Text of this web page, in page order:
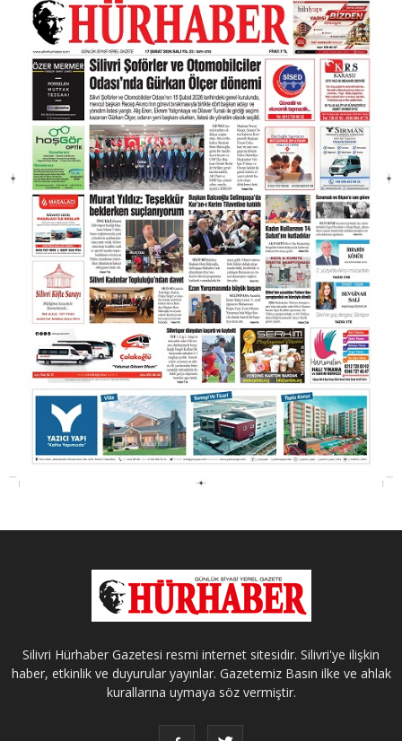
Silivri Hürhaber Gazetesi resmi internet sitesidir. Silivri'ye ilişkin
haber, etkinlik ve duyurular yayınlar. Gazetemiz Basın ilke ve ahlak
kurallarına uymaya söz vermiştir.